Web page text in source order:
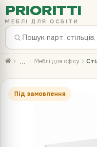
PRIORITTI
МЕБЛІ ДЛЯ ОСВІТИ
… Меблі для офісу
Під замовлення